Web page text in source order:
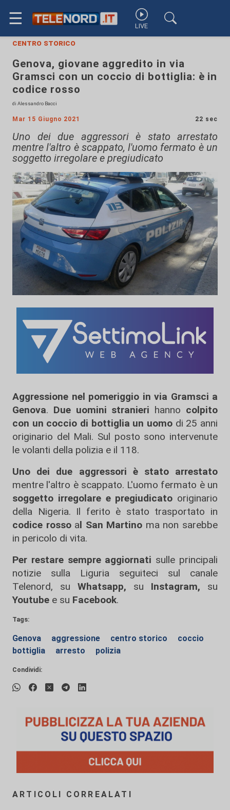
☰ LIVE
centro storico
Genova, giovane aggredito in via
Gramsci con un coccio di bottiglia: è in
codice rosso
di Alessandro Bacci
Mar 15 Giugno 2021 22 sec
Uno dei due aggressori è stato arrestato
mentre l'altro è scappato, l'uomo fermato è un
soggetto irregolare e pregiudicato
Aggressione nel pomeriggio in via Gramsci a
Genova. Due uomini stranieri hanno colpito
con un coccio di bottiglia un uomo di 25 anni
originario del Mali. Sul posto sono intervenute
le volanti della polizia e il 118.
Uno dei due aggressori è stato arrestato
mentre l'altro è scappato. L'uomo fermato è un
soggetto irregolare e pregiudicato originario
della Nigeria. Il ferito è stato trasportato in
codice rossoal San Martino ma non sarebbe
in pericolo di vita.
Per restare sempre aggiornati sulle principali
notizie sulla Liguria seguiteci sul canale
Telenord, su
Whatsapp, su Instagram, su
Youtube e su Facebook.
Tags:
Genova aggressione centro storico
coccio
bottiglia
arresto polizia
Condividi:
ARTICOLI CORREALATI